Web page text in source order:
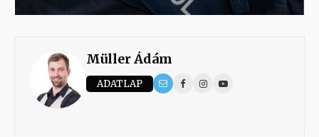
Müller Ádám
ADATLAP